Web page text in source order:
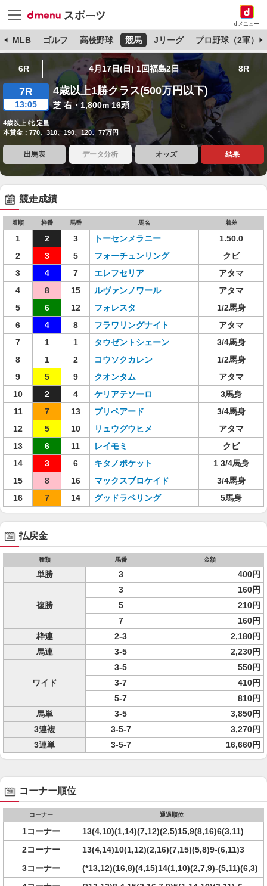
dメニュー
MLB ゴルフ 高校野球 競馬 Jリーグ プロ野球（2軍）
6R 4月17日(日) 1回福島2日 8R
7R
13:05
4歳以上1勝クラス(500万円以下)
芝 右・1,800m 16頭
4歳以上 牝 定量
本賞金：770、310、190、120、77万円
出馬表 データ分析 オッズ 結果
競走成績
着順 枠番 馬番 馬名 着差
1 2 3 トーセンメラニー
1.50.0
2
3 5 フォーチュンリング
クビ
3
4 7 エレフセリア
アタマ
4
8 15 ルヴァンノワール
アタマ
5
6 12 フォレスタ
1/2馬身
6
4 8 フラワリングナイト
アタマ
7
1 1 タウゼントシェーン
3/4馬身
8
1 2 コウソクカレン
1/2馬身
9
5 9 クオンタム
アタマ
10
2 4 ケリアテソーロ
3馬身
11
7 13 プリペアード
3/4馬身
12
5 10 リュウグウヒメ
アタマ
13
6 11 レイモミ
クビ
14
3 6 キタノポケット
1 3/4馬身
15
8 16 マックスブロケイド
3/4馬身
16
7 14 グッドラベリング 5馬身
払戻金
種類 馬番 金額
単勝 3 400円
複勝
3
160円
5
210円
7
160円
枠連
2-3
2,180円
馬連
3-5 2,230円
ワイド
3-5
550円
3-7
410円
5-7
810円
馬単
3-5
3,850円
3連複
3-5-7
3,270円
3連単
3-5-7 16,660円
コーナー順位
コーナー 通過順位
1コーナー
13(4,10)(1,14)(7,12)(2,5)15,9(8,16)6(3,11)
2コーナー
13(4,14)10(1,12)(2,16)(7,15)(5,8)9-(6,11)3
3コーナー
(*13,12)(16,8)(4,15)14(1,10)(2,7,9)-(5,11)(6,3)